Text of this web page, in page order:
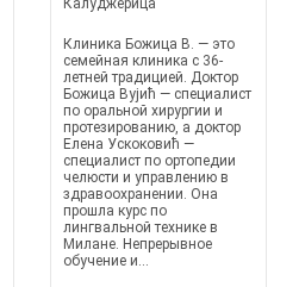
Калуджерица
Клиника Божица В. — это
семейная клиника с 36-
летней традицией. Доктор
Божица Вујић — специалист
по оральной хирургии и
протезированию, а доктор
Елена Ускоковић —
специалист по ортопедии
челюсти и управлению в
здравоохранении. Она
прошла курс по
лингвальной технике в
Милане. Непрерывное
обучение и...